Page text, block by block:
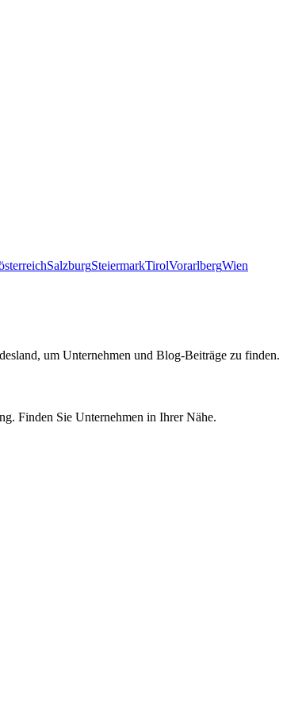
SalzburgSteiermarkTirolVorarlbergWien
um Unternehmen und Blog-Beiträge zu finden.
Finden Sie Unternehmen in Ihrer Nähe.